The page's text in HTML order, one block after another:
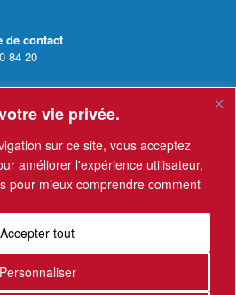
vie privée.
sur ce site, vous acceptez
améliorer l'expérience utilisateur,
pour mieux comprendre comment
Personnaliser
Accepter tout
de contact
84 20
est ouvert du lundi au vendredi